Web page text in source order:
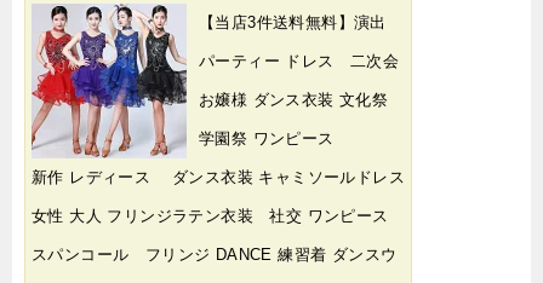
【当店3件送料無料】演出
パーティー ドレス 二次会
お嬢様 ダンス衣装 文化祭
学園祭 ワンピース
新作 レディース ダンス衣装 キャミソールドレス
女性 大人 フリンジラテン衣装 社交 ワンピース
スパンコール フリンジ DANCE 練習着 ダンスウ